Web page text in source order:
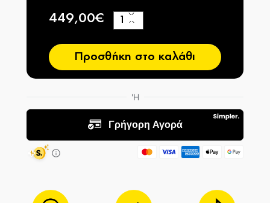
449,00€
−
+
Προσθήκη στο καλάθι